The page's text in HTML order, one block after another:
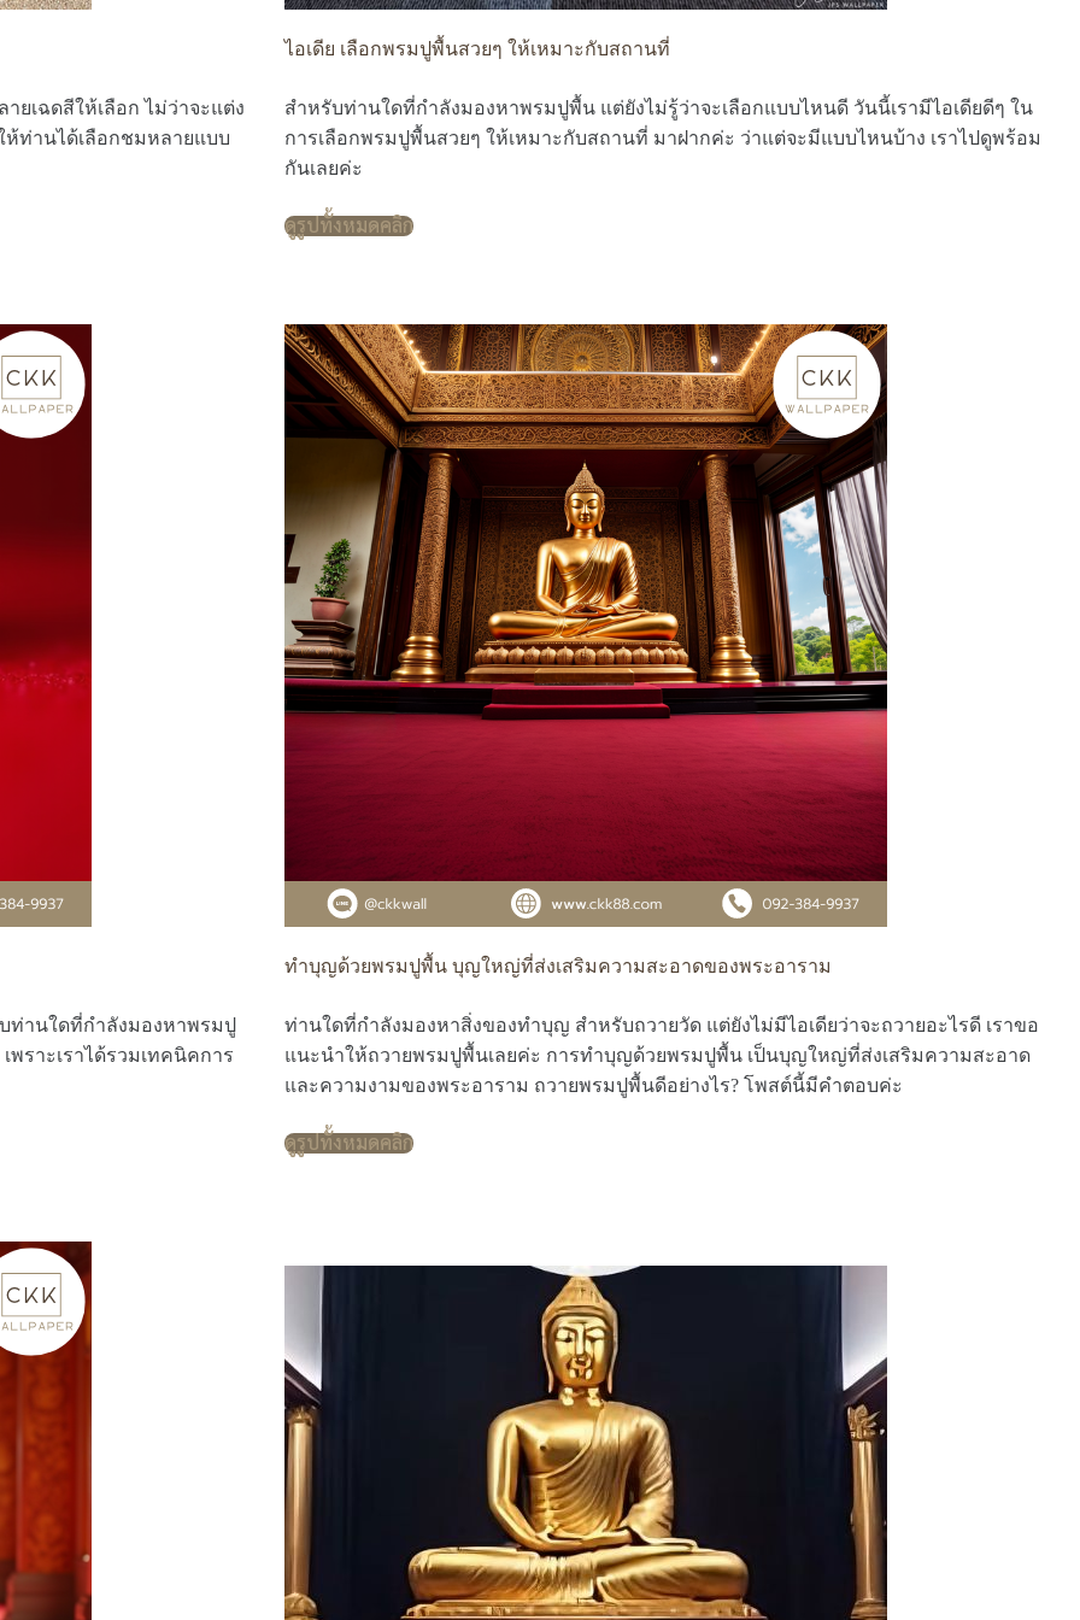
ยเฉดสีให้เลือก ไม่ว่าจะแต่ง
ห้ท่านได้เลือกชมหลายแบบ
ไอเดีย เลือกพรมปูพื้นสวยๆ ให้เหมาะกับสถานที่
สำหรับท่านใดที่กำลังมองหาพรมปูพื้น แต่ยังไม่รู้ว่าจะเลือกแบบไหนดี วันนี้เรามีไอเดียดีๆ ใน
การเลือกพรมปูพื้นสวยๆ ให้เหมาะกับสถานที่ มาฝากค่ะ ว่าแต่จะมีแบบไหนบ้าง เราไปดูพร้อม
กันเลยค่ะ
ดูรูปทั้งหมดคลิก
ท่านใดที่กำลังมองหาพรมปู
พราะเราได้รวมเทคนิคการ
ทำบุญด้วยพรมปูพื้น บุญใหญ่ที่ส่งเสริมความสะอาดของพระอาราม
ท่านใดที่กำลังมองหาสิ่งของทำบุญ สำหรับถวายวัด แต่ยังไม่มีไอเดียว่าจะถวายอะไรดี เราขอ
แนะนำให้ถวายพรมปูพื้นเลยค่ะ การทำบุญด้วยพรมปูพื้น เป็นบุญใหญ่ที่ส่งเสริมความสะอาด
และความงามของพระอาราม ถวายพรมปูพื้นดีอย่างไร? โพสต์นี้มีคำตอบค่ะ
ดูรูปทั้งหมดคลิก